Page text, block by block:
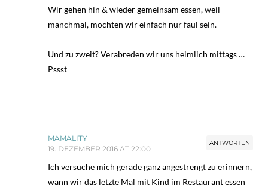
Wir gehen hin & wieder gemeinsam essen, weil
manchmal, möchten wir einfach nur faul sein.
Und zu zweit? Verabreden wir uns heimlich mittags …
Pssst
ANTWORTEN
MAMALITY
19. DEZEMBER 2016 AT 22:00
Ich versuche mich gerade ganz angestrengt zu erinnern,
wann wir das letzte Mal mit Kind im Restaurant essen